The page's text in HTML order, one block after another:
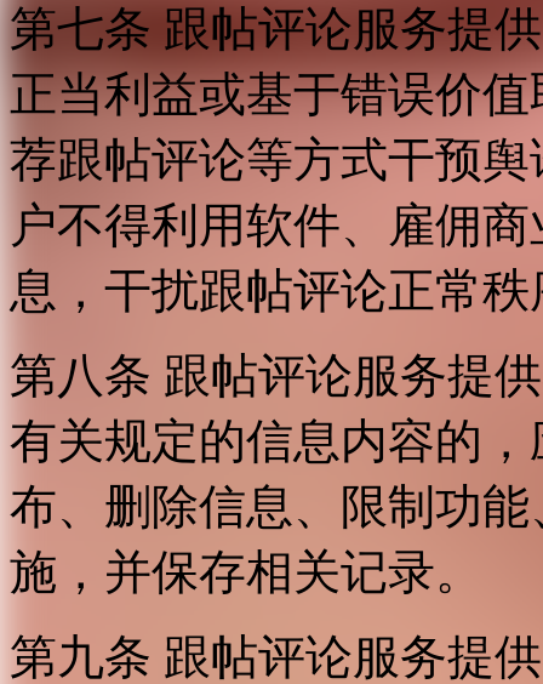
第七条 跟帖评论服务提
正当利益或基于错误价
荐跟帖评论等方式干预
户不得利用软件、雇佣
息，干扰跟帖评论正常
第八条 跟帖评论服务提
有关规定的信息内容的
布、删除信息、限制功
施，并保存相关记录。
第九条 跟帖评论服务提